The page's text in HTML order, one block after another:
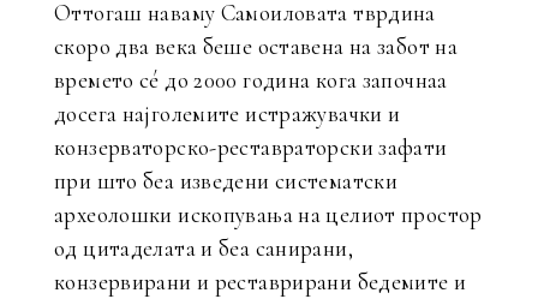
Оттогаш наваму Самоиловата тврдина
скоро два века беше оставена на забот на
времето сé до 2000 година кога започнаа
досега најголемите истражувачки и
конзерваторско-реставраторски зафати
при што беа изведени систематски
археолошки ископувања на целиот простор
од цитаделата и беа санирани,
конзервирани и реставрирани бедемите и